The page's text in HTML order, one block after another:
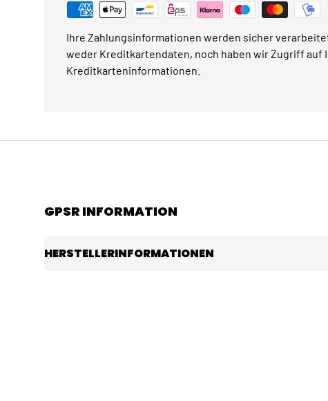
Ihre Zahlungsinformationen werden sicher
weder Kreditkartendaten, noch haben wir Zugriff auf
Kreditkarteninformationen.
GPSR INFORMATION
HERSTELLERINFORMATIONEN